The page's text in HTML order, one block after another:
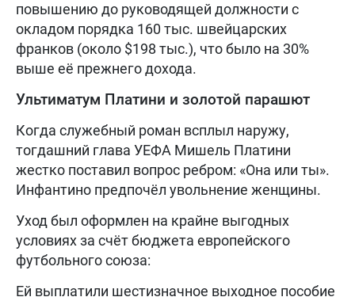
повышению до руководящей должности с
окладом порядка 160 тыс. швейцарских
франков (около $198 тыс.), что было на 30%
выше её прежнего дохода.
Ультиматум Платини и золотой парашют
Когда служебный роман всплыл наружу,
тогдашний глава УЕФА Мишель Платини
жестко поставил вопрос ребром: «Она или ты».
Инфантино предпочёл увольнение женщины.
Уход был оформлен на крайне выгодных
условиях за счёт бюджета европейского
футбольного союза:
Ей выплатили шестизначное выходное пособие